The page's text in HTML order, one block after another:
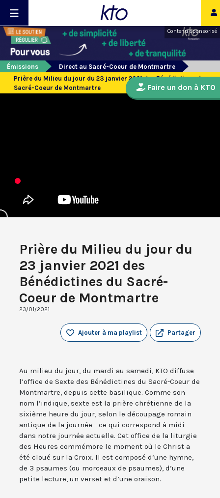
Contenu sponsorisé
Émissions
Direct au Sacré-Coeur de Montmartre
Prière du Milieu du jour du 23 janvier 2021 des Bénédictines du
Sacré-Coeur de Montmartre
Prière du Milieu du jour du
23 janvier 2021 des
Bénédictines du Sacré-
Coeur de Montmartre
23/01/2021
Partager
Ajouter à ma playlist
Au milieu du jour, du mardi au samedi, KTO diffuse
l’office de Sexte des Bénédictines du Sacré-Coeur de
Montmartre, depuis cette basilique. Comme son
nom l’indique, sexte est la prière chrétienne de la
sixième heure du jour, selon le découpage romain
antique de la journée - ce qui correspond à midi
dans notre journée actuelle. Cet office de la liturgie
des Heures commémore le moment où le Christ a
été cloué sur la Croix. Il est composé d’une hymne,
de 3 psaumes (ou morceaux de psaumes), d’une
petite lecture, un verset et d’une oraison.
Faire un don à KTO